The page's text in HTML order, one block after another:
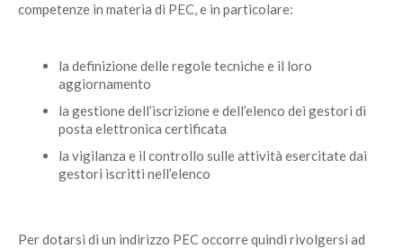
competenze in materia di PEC, e in particolare:
la definizione delle regole tecniche e il loro
aggiornamento
la gestione dell’iscrizione e dell’elenco dei gestori di
posta elettronica certificata
la vigilanza e il controllo sulle attività esercitate dai
gestori iscritti nell’elenco
Per dotarsi di un indirizzo PEC occorre quindi rivolgersi ad